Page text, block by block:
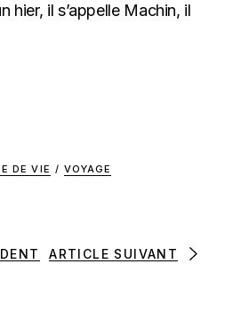
hier, il s’appelle Machin, il
DE VIE / VOYAGE
ARTICLE SUIVANT